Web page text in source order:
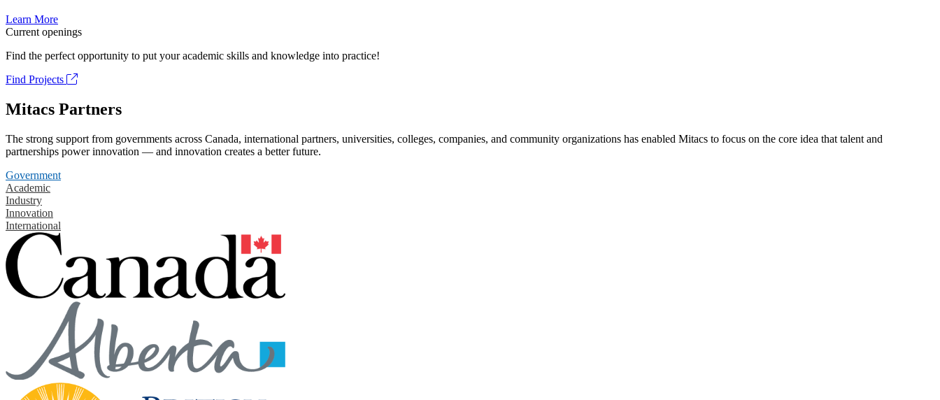
Learn More
Current openings
Find the perfect opportunity to put your academic skills and knowledge into practice!
Find Projects
Mitacs Partners
The strong support from governments across Canada, international partners, universities, colleges, companies, and community organizations has enabled Mitacs to focus on the core idea that talent and
partnerships power innovation — and innovation creates a better future.
Government
Academic
Industry
Innovation
International